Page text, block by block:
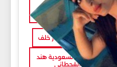
هند القحطاني تصور
مؤخرة ابنتها
نجم سناب شات بدر خلف
الناشطة السعودية هند
القحطاني